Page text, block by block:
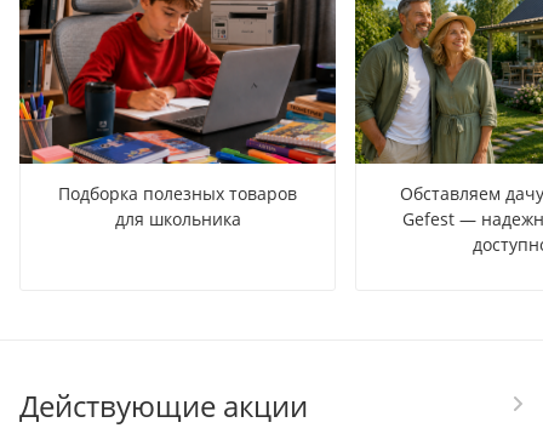
Подборка полезных товаров
для школьника
Обставляем
Gefest —
Действующие акции